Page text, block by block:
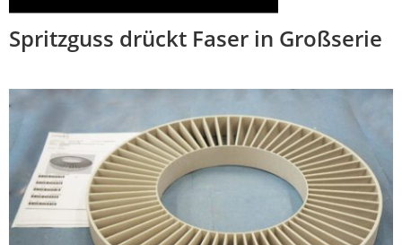
Spritzguss drückt Faser in Großserie